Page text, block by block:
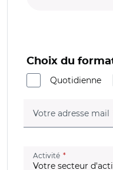
Choix du
Quotidienne
Votre adresse mail
Activité (champ